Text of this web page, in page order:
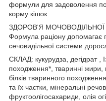
формули для задоволення
корму кішок.
ЗДОРОВ'Я
Формула раціону допомагає
сечовидільної системи
СКЛАД: кукурудза, дегідрат ,
походження*, тваринні жири,
білків тваринного
та їх частки, мінеральні
фруктоолігосахариди, олія